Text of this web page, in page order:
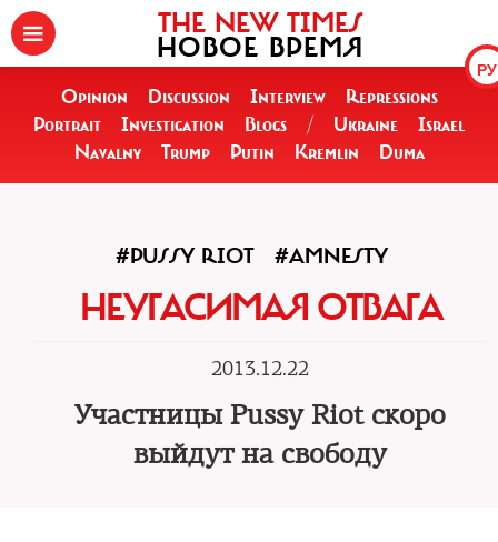
РУ
THE NEW TIMES
НОВОЕ ВРЕМЯ
Opinion Discussion Interview
Repressions
Portrait
Investigation Blogs / Ukraine
Israel
Navalny
Trump Putin Kremlin Duma
#PUSSY RIOT #AMNESTY
НЕУГАСИМАЯ ОТВАГА
2013.12.22
Участницы Pussy Riot скоро
выйдут на свободу